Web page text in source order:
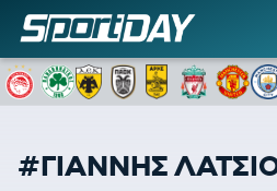
#ΓΙΑΝΝΗΣ